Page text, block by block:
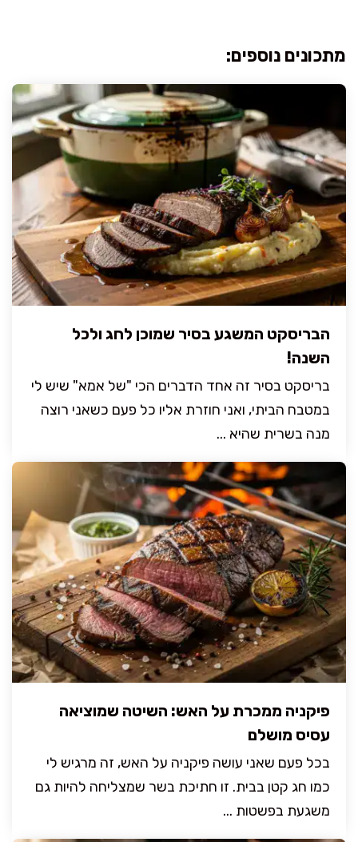
מתכונים נוספים:
הבריסקט המשגע בסיר שמוכן לחג ולכל
השנה!
בריסקט בסיר זה אחד הדברים הכי "של אמא" שיש לי
במטבח הביתי, ואני חוזרת אליו כל פעם כשאני רוצה
מנה בשרית שהיא ...
פיקניה ממכרת על האש: השיטה שמוציאה
עסיס מושלם
בכל פעם שאני עושה פיקניה על האש, זה מרגיש לי
כמו חג קטן בבית. זו חתיכת בשר שמצליחה להיות גם
משגעת בפשטות ...